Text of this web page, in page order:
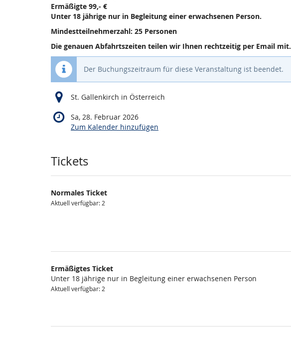
Ermäßigte 99,- €
Unter 18 jährige nur in Begleitung einer erwachsenen Person.
Mindestteilnehmerzahl: 25 Personen
Die genauen Abfahrtszeiten teilen wir Ihnen rechtzeitig per Email mit.
Der Buchungszeitraum für diese Veranstaltung ist beendet.
St. Gallenkirch in Österreich
Sa, 28. Februar 2026
Zum Kalender hinzufügen
Produkte
Tickets
Normales Ticket
Aktuell verfügbar: 2
Ermäßigtes Ticket
Unter 18 jährige nur in Begleitung einer erwachsenen Person
Aktuell verfügbar: 2